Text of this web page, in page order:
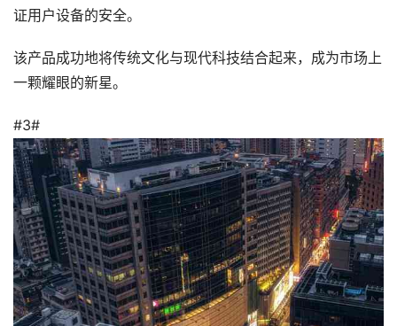
证用户设备的安全。
该产品成功地将传统文化与现代科技结合起来，成为市场上
一颗耀眼的新星。
#3#